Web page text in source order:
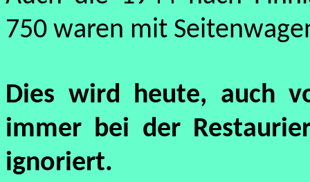
750 waren mit
Dies wird heute, auch
immer bei der
ignoriert.